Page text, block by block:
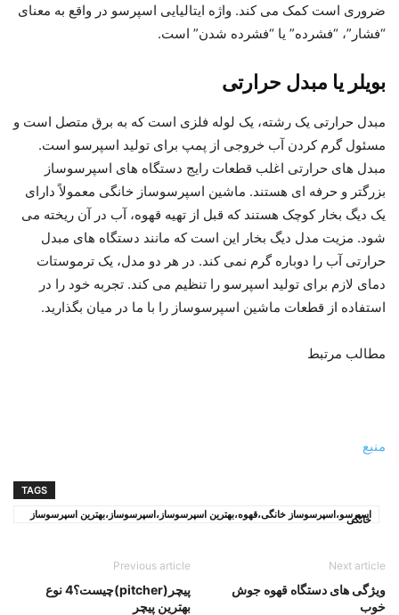
ضروری است کمک می کند. واژه ایتالیایی اسپرسو در واقع به معنای
“فشار”، “فشرده” یا “فشرده شدن” است.
بویلر یا مبدل حرارتی
مبدل حرارتی یک رشته، یک لوله فلزی است که به برق متصل است و
مسئول گرم کردن آب خروجی از پمپ برای تولید اسپرسو است.
مبدل های حرارتی اغلب قطعات رایج دستگاه های اسپرسوساز
بزرگتر و حرفه ای هستند. ماشین اسپرسوساز خانگی معمولاً دارای
یک دیگ بخار کوچک هستند که قبل از تهیه قهوه، آب در آن ریخته می
شود. مزیت مدل دیگ بخار این است که مانند دستگاه های مبدل
حرارتی آب را دوباره گرم نمی کند. در هر دو مدل، یک ترموستات
دمای لازم برای تولید اسپرسو را تنظیم می کند. تجربه خود را در
استفاده از قطعات ماشین اسپرسوساز را با ما در میان بگذارید.
مطالب مرتبط
منبع
TAGS
اسپرسو،اسپرسوساز خانگی،قهوه،بهترین اسپرسوساز،اسپرسوساز،بهترین اسپرسوساز
خانگی
Previous article
پیچر(pitcher)چیست؟4 نوع
بهترین پیچر
Next article
ویژگی های دستگاه قهوه جوش
خوب